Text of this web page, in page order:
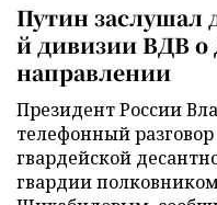
Путин заслушал
й дивизии ВДВ о
направлении
Президент России
телефонный
гвардейской
гвардии